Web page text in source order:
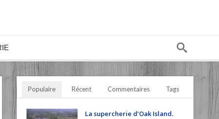
Populaire Récent Commentaires Tags
La supercherie d’Oak Island.